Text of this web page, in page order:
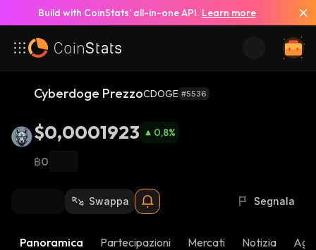
Build with CoinStats’ all-in-one API. Learn more
Cyberdoge PrezzoCDOGE #5536
$0,0001923 0,8%
฿0
Swappa Segnala
Panoramica Partecipazioni Mercati Notizia